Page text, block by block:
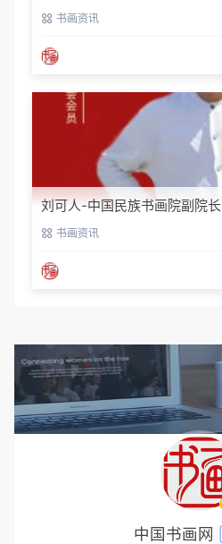
书画资讯
刘可人-中国民族书画院副院长
书画资讯
中国书画网